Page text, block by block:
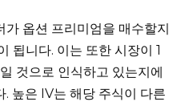
옵션 프리미엄을 매수할지
됩니다. 이는 또한 시장이 1
것으로 인식하고 있는지에
. 높은 IV는 해당 주식이 다른